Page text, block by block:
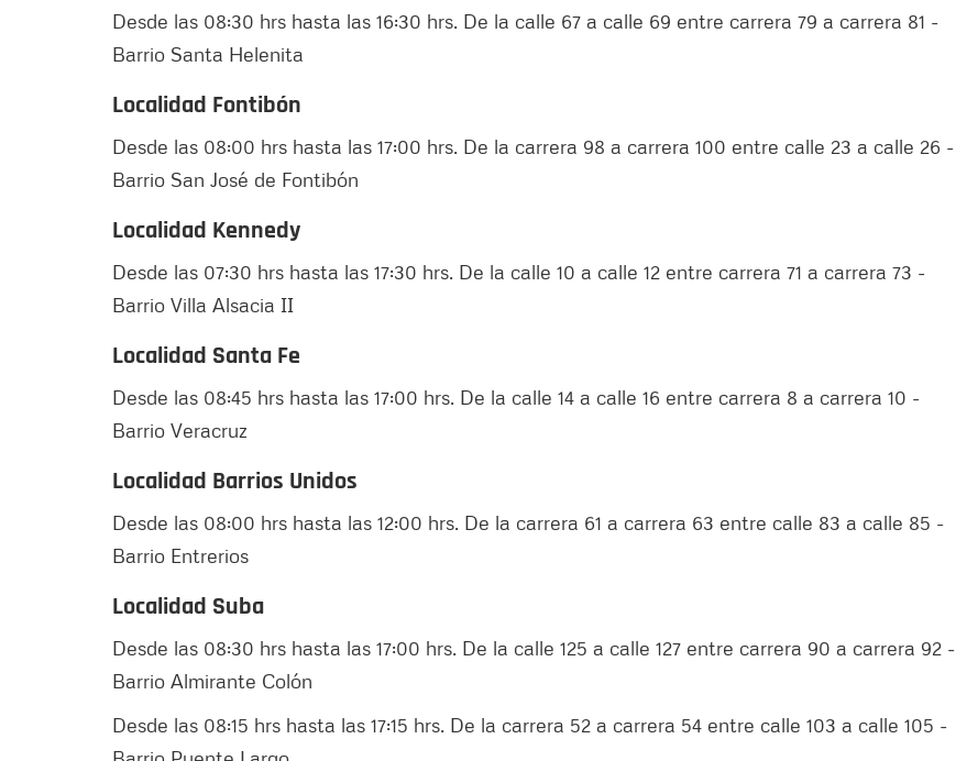
Desde las 08:30 hrs hasta las 16:30 hrs. De la calle 67 a calle 69 entre carrera 79 a carrera 81 -
Barrio Santa Helenita
Localidad Fontibón
Desde las 08:00 hrs hasta las 17:00 hrs. De la carrera 98 a carrera 100 entre calle 23 a calle 26 -
Barrio San José de Fontibón
Localidad Kennedy
Desde las 07:30 hrs hasta las 17:30 hrs. De la calle 10 a calle 12 entre carrera 71 a carrera 73 -
Barrio Villa Alsacia II
Localidad Santa Fe
Desde las 08:45 hrs hasta las 17:00 hrs. De la calle 14 a calle 16 entre carrera 8 a carrera 10 -
Barrio Veracruz
Localidad Barrios Unidos
Desde las 08:00 hrs hasta las 12:00 hrs. De la carrera 61 a carrera 63 entre calle 83 a calle 85 -
Barrio Entrerios
Localidad Suba
Desde las 08:30 hrs hasta las 17:00 hrs. De la calle 125 a calle 127 entre carrera 90 a carrera 92 -
Barrio Almirante Colón
Desde las 08:15 hrs hasta las 17:15 hrs. De la carrera 52 a carrera 54 entre calle 103 a calle 105 -